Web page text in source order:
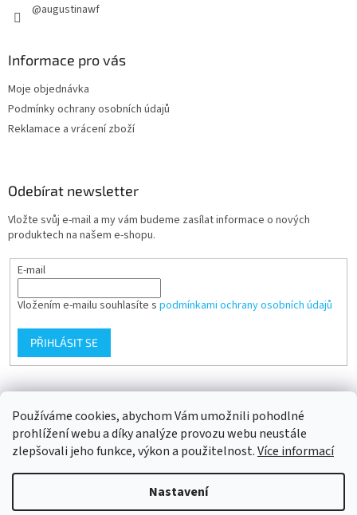
Používáme cookies, abychom Vám umožnili pohodlné
prohlížení webu a díky analýze provozu webu neustále
zlepšovali jeho funkce, výkon a použitelnost.Více informací
Nastavení
@augustinawf
Informace pro vás
Moje objednávka
Podmínky ochrany osobních údajů
Reklamace a vrácení zboží
Odebírat newsletter
Vložte svůj e-mail a my vám budeme zasílat informace o nových
produktech na našem e-shopu.
E-mail
Vložením e-mailu souhlasíte s podmínkami ochrany osobních údajů
PŘIHLÁSIT SE
Vytvořil Shoptet